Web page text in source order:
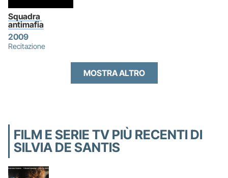
Squadra
antimafia
2009
Recitazione
MOSTRA ALTRO
FILM E SERIE TV PIÙ RECENTI DI
SILVIA DE SANTIS